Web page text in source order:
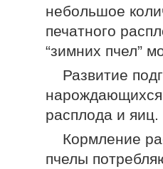
небольшое
печатного
“зимних пчел”
Развитие
нарождающихся
расплода и яиц.
Кормление
пчелы